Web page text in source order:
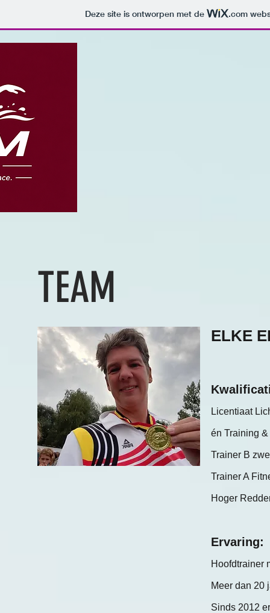
Deze site is ontworpen met de .com
TEAM
ELKE
Licentiaat
én Training
Trainer B
Trainer A
Hoger
Ervaring:
Hoofdtrainer
Meer dan 20
Sinds 2012